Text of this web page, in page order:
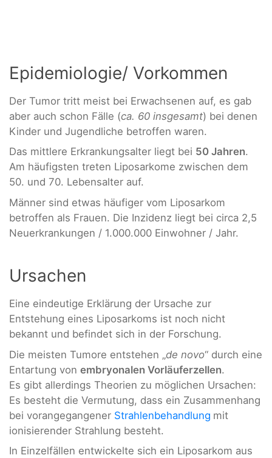
Epidemiologie/ Vorkommen
Der Tumor tritt meist bei Erwachsenen auf, es gab
aber auch schon Fälle (ca. 60 insgesamt) bei denen
Kinder und Jugendliche betroffen waren.
Das mittlere Erkrankungsalter liegt bei 50 Jahren.
Am häufigsten treten Liposarkome zwischen dem
50. und 70. Lebensalter auf.
Männer sind etwas häufiger vom Liposarkom
betroffen als Frauen. Die Inzidenz liegt bei circa 2,5
Neuerkrankungen / 1.000.000 Einwohner / Jahr.
Ursachen
Eine eindeutige Erklärung der Ursache zur
Entstehung eines Liposarkoms ist noch nicht
bekannt und befindet sich in der Forschung.
Die meisten Tumore entstehen „de novo“ durch eine
Entartung von embryonalen Vorläuferzellen.
Es gibt allerdings Theorien zu möglichen Ursachen:
Es besteht die Vermutung, dass ein Zusammenhang
bei vorangegangener Strahlenbehandlung mit
ionisierender Strahlung besteht.
In Einzelfällen entwickelte sich ein Liposarkom aus